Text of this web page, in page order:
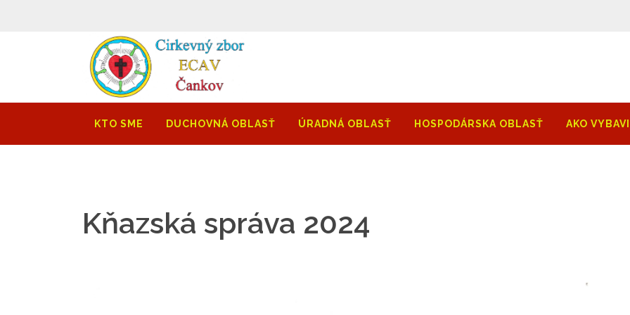
KTO SME DUCHOVNÁ OBLASŤ ÚRADNÁ OBLASŤ HOSPODÁRSKA OBLASŤ AKO
Kňazská správa 2024